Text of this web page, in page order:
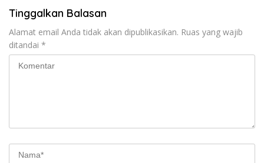
Tinggalkan Balasan
Alamat email Anda tidak akan dipublikasikan. Ruas yang wajib
ditandai *